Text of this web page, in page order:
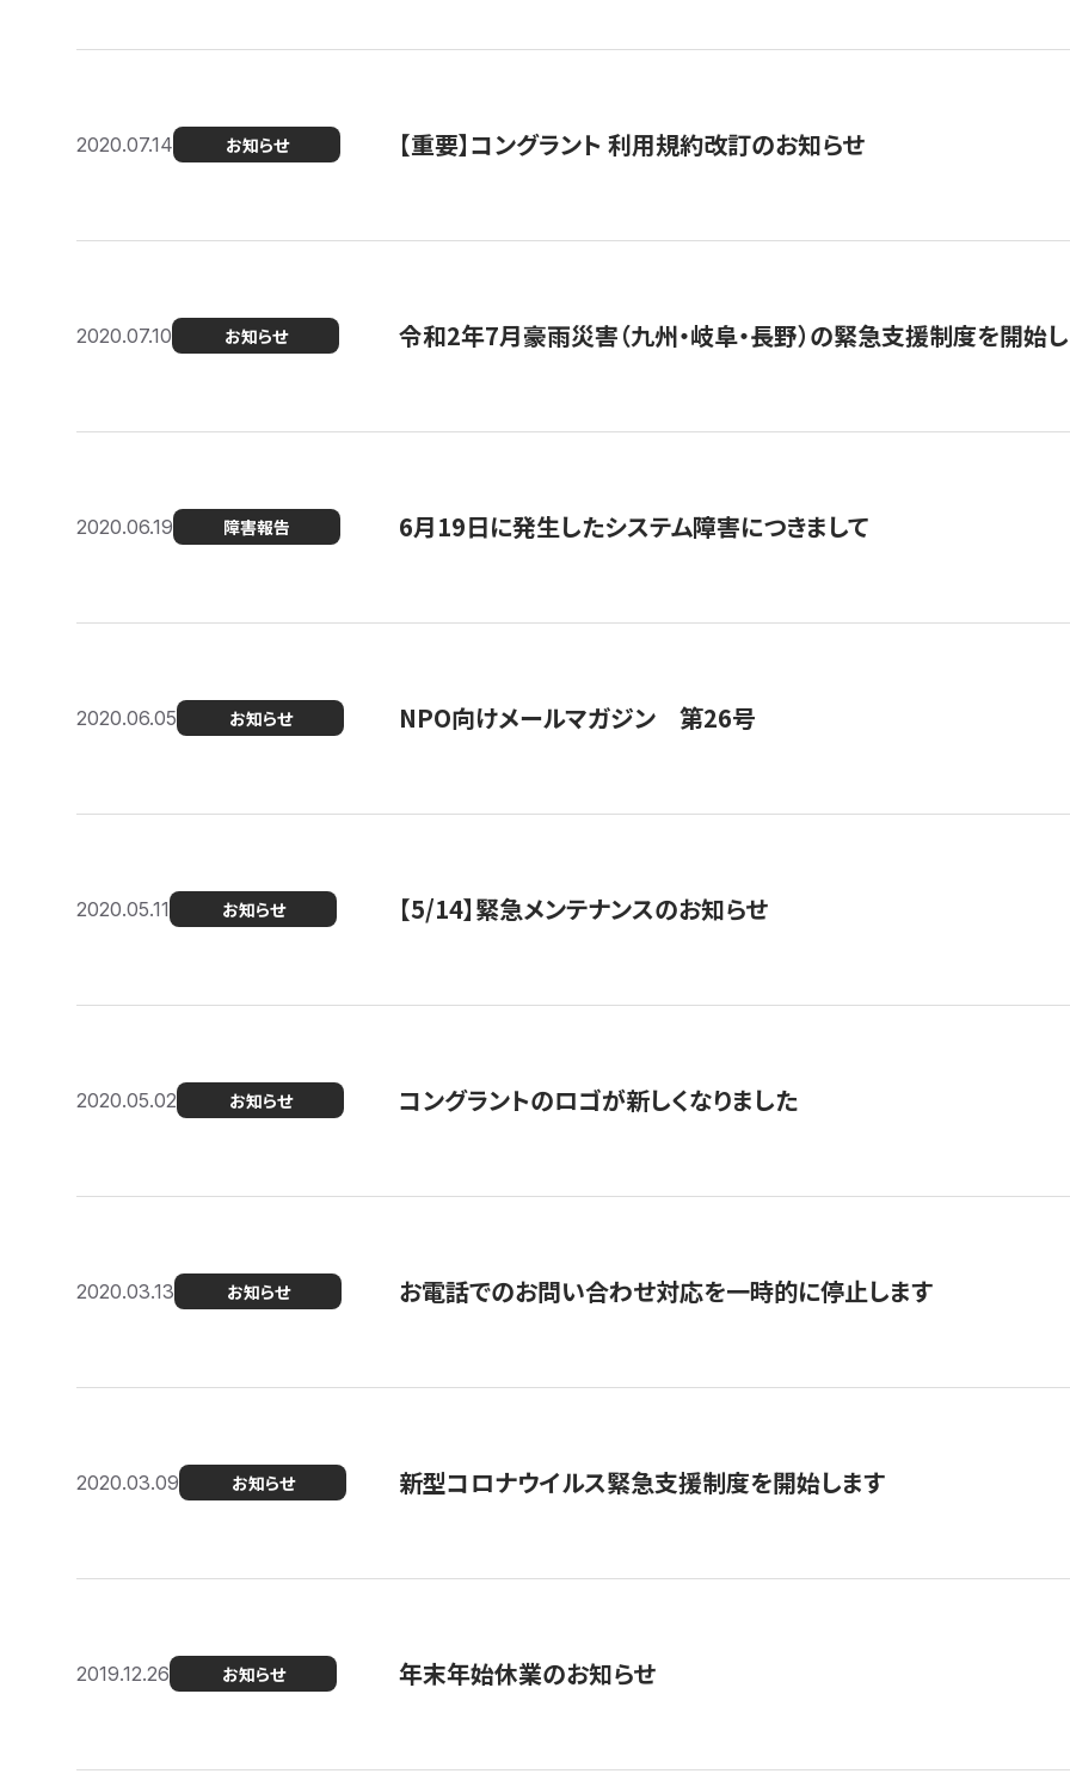
2020.07.14 お知らせ 【重要】コングラント 利用規約改訂のお知らせ
2020.07.10 お知らせ 令和2年7月豪雨災害（九州・岐阜・長野）の緊急支援制度を開始
2020.06.19 障害報告 6月19日に発生したシステム障害につきまして
2020.06.05 お知らせ NPO向けメールマガジン 第26号
2020.05.11 お知らせ 【5/14】緊急メンテナンスのお知らせ
2020.05.02 お知らせ コングラントのロゴが新しくなりました
2020.03.13 お知らせ お電話でのお問い合わせ対応を一時的に停止します
2020.03.09 お知らせ 新型コロナウイルス緊急支援制度を開始します
2019.12.26 お知らせ 年末年始休業のお知らせ